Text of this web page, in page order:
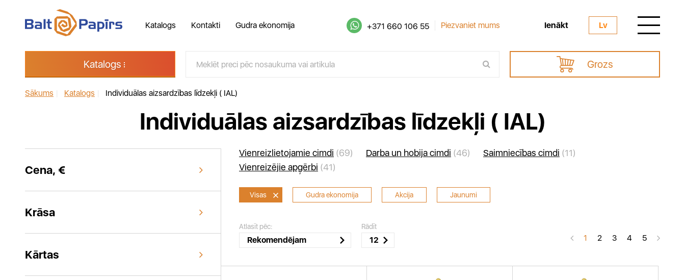
Katalogs Kontakti Gudra ekonomija +371 660 106 55 Piezvaniet mums Ienākt Lv
Katalogs Grozs
Sākums Katalogs Individuālas aizsardzības līdzekļi ( IAL)
Individuālas aizsardzības līdzekļi ( IAL)
Cena, €
Krāsa
Kārtas
Vienreizlietojamie cimdi (69) Darba un hobija cimdi (46) Saimniecības cimdi (11)
Vienreizējie apģērbi (41)
Visas Gudra ekonomija Akcija Jaunumi
Atlasīt pēc:
Rekomendējam
Rādīt
12 1 2 3 4 5